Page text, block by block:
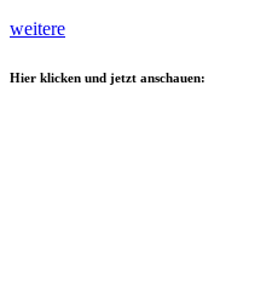
weitere
Hier klicken und jetzt anschauen: